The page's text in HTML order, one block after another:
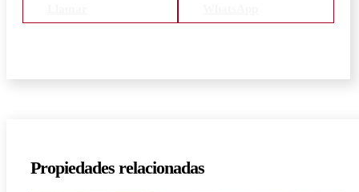
Propiedades relacionadas